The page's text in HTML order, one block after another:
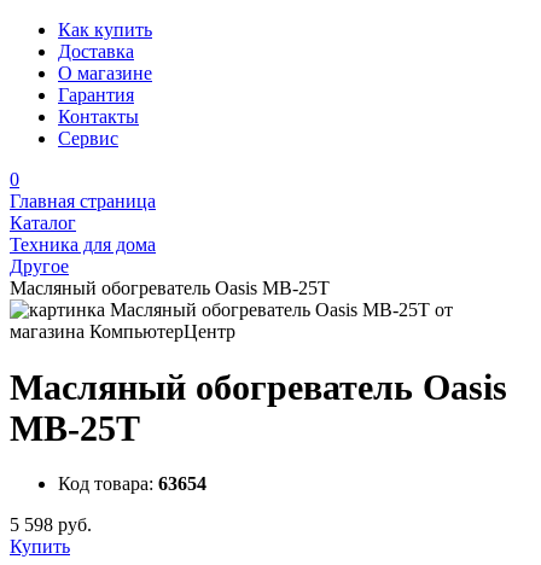
Как купить
Доставка
О магазине
Гарантия
Контакты
Сервис
0
Главная страница
Каталог
Техника для дома
Другое
Масляный обогреватель Oasis MB-25T
Масляный обогреватель Oasis
MB-25T
Код товара: 63654
5 598 руб.
Купить